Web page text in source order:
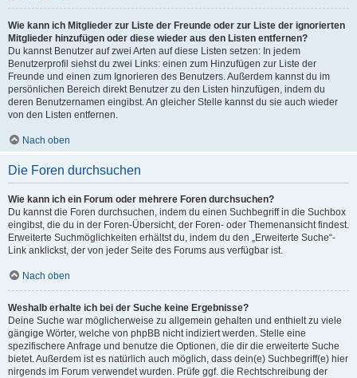
Wie kann ich Mitglieder zur Liste der Freunde oder zur Liste der ignorierten
Mitglieder hinzufügen oder diese wieder aus den Listen entfernen?
Du kannst Benutzer auf zwei Arten auf diese Listen setzen: In jedem
Benutzerprofil siehst du zwei Links: einen zum Hinzufügen zur Liste der
Freunde und einen zum Ignorieren des Benutzers. Außerdem kannst du im
persönlichen Bereich direkt Benutzer zu den Listen hinzufügen, indem du
deren Benutzernamen eingibst. An gleicher Stelle kannst du sie auch wieder
von den Listen entfernen.
Nach oben
Die Foren durchsuchen
Wie kann ich ein Forum oder mehrere Foren durchsuchen?
Du kannst die Foren durchsuchen, indem du einen Suchbegriff in die Suchbox
eingibst, die du in der Foren-Übersicht, der Foren- oder Themenansicht findest.
Erweiterte Suchmöglichkeiten erhältst du, indem du den „Erweiterte Suche“-
Link anklickst, der von jeder Seite des Forums aus verfügbar ist.
Nach oben
Weshalb erhalte ich bei der Suche keine Ergebnisse?
Deine Suche war möglicherweise zu allgemein gehalten und enthielt zu viele
gängige Wörter, welche von phpBB nicht indiziert werden. Stelle eine
spezifischere Anfrage und benutze die Optionen, die dir die erweiterte Suche
bietet. Außerdem ist es natürlich auch möglich, dass dein(e) Suchbegriff(e) hier
nirgends im Forum verwendet wurden. Prüfe ggf. die Rechtschreibung der